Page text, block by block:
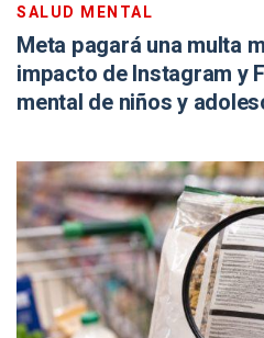
SALUD MENTAL
Meta pagará una multa
impacto de Instagram y
mental de niños y